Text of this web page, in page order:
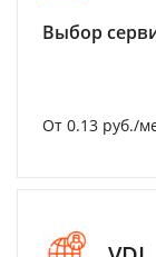
Выбор
От 0.13 руб./